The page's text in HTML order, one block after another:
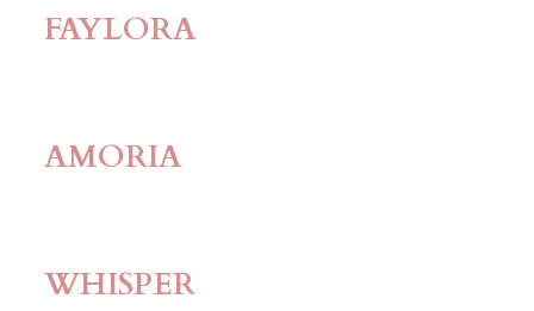
FAYLORA
AMORIA
WHISPER